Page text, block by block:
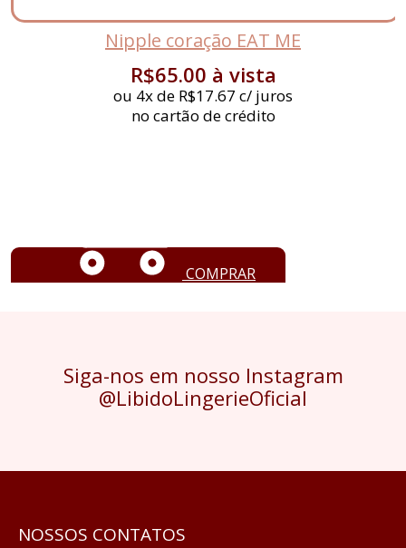
Nipple coração EAT ME
R$65.00 à vista
ou 4x de R$17.67 c/ juros
no cartão de crédito
COMPRAR
Siga-nos em nosso Instagram
@LibidoLingerieOficial
NOSSOS CONTATOS